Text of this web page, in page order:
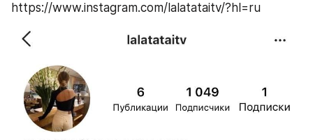
https://www.instagram.com/lalatataitv/?hl=ru